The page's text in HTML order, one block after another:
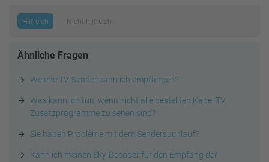
Hilfreich Nicht hilfreich
Ähnliche Fragen
Welche TV-Sender kann ich empfangen?
Was kann ich tun, wenn nicht alle bestellten Kabel TV
Zusatzprogramme zu sehen sind?
Sie haben Probleme mit dem Sendersuchlauf?
Kann ich meinen Sky-Decoder für den Empfang der